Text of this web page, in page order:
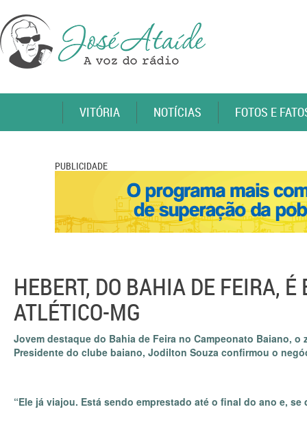
VITÓRIA NOTÍCIAS FOTOS E
PUBLICIDADE
HEBERT, DO BAHIA DE FEIRA,
ATLÉTICO-MG
Jovem destaque do Bahia de Feira no Campeonato Baiano,
Presidente do clube baiano, Jodilton Souza confirmou o
“Ele já viajou. Está sendo emprestado até o final do ano e,